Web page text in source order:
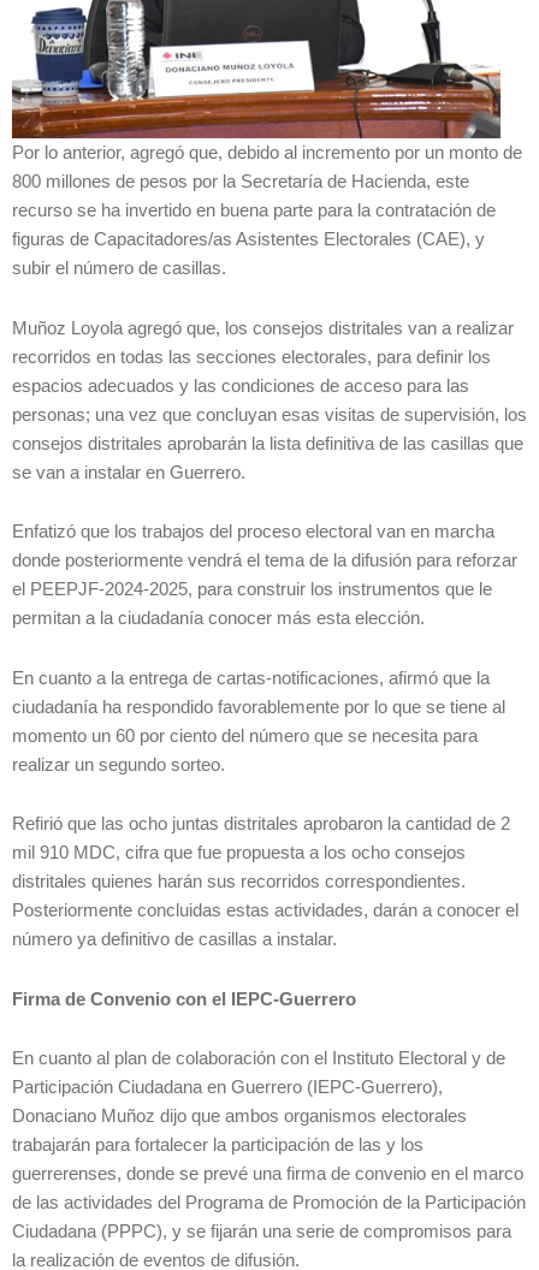
Por lo anterior, agregó que, debido al incremento por un monto de
800 millones de pesos por la Secretaría de Hacienda, este
recurso se ha invertido en buena parte para la contratación de
figuras de Capacitadores/as Asistentes Electorales (CAE), y
subir el número de casillas.
Muñoz Loyola agregó que, los consejos distritales van a realizar
recorridos en todas las secciones electorales, para definir los
espacios adecuados y las condiciones de acceso para las
personas; una vez que concluyan esas visitas de supervisión, los
consejos distritales aprobarán la lista definitiva de las casillas que
se van a instalar en Guerrero.
Enfatizó que los trabajos del proceso electoral van en marcha
donde posteriormente vendrá el tema de la difusión para reforzar
el PEEPJF-2024-2025, para construir los instrumentos que le
permitan a la ciudadanía conocer más esta elección.
En cuanto a la entrega de cartas-notificaciones, afirmó que la
ciudadanía ha respondido favorablemente por lo que se tiene al
momento un 60 por ciento del número que se necesita para
realizar un segundo sorteo.
Refirió que las ocho juntas distritales aprobaron la cantidad de 2
mil 910 MDC, cifra que fue propuesta a los ocho consejos
distritales quienes harán sus recorridos correspondientes.
Posteriormente concluidas estas actividades, darán a conocer el
número ya definitivo de casillas a instalar.
Firma de Convenio con el IEPC-Guerrero
En cuanto al plan de colaboración con el Instituto Electoral y de
Participación Ciudadana en Guerrero (IEPC-Guerrero),
Donaciano Muñoz dijo que ambos organismos electorales
trabajarán para fortalecer la participación de las y los
guerrerenses, donde se prevé una firma de convenio en el marco
de las actividades del Programa de Promoción de la Participación
Ciudadana (PPPC), y se fijarán una serie de compromisos para
la realización de eventos de difusión.